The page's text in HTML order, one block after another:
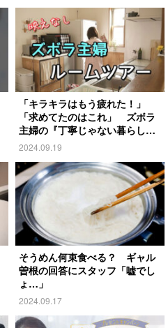
「キラキラはもう疲れた！」
「求めてたのはこれ」 ズボラ
主婦の『丁寧じゃない暮らし』
がこちら
2024.09.19
そうめん何束食べる？ ギャル
曽根の回答にスタッフ「嘘でし
ょ…」
2024.09.17